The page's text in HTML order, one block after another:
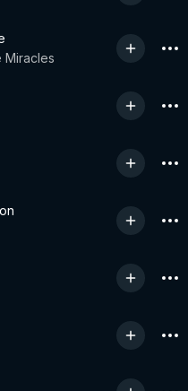
Miracles